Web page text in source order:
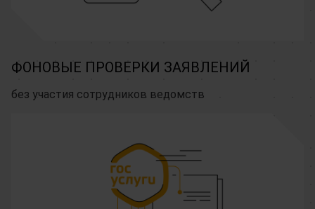
ФОНОВЫЕ ПРОВЕРКИ ЗАЯВЛЕНИЙ
без участия сотрудников ведомств